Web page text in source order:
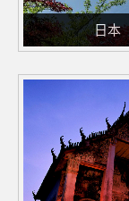
日本